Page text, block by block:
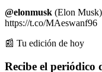
@elonmusk (Elon
https://t.co/MAeswanf96
📰 Tu edición de hoy
Recibe el periódico